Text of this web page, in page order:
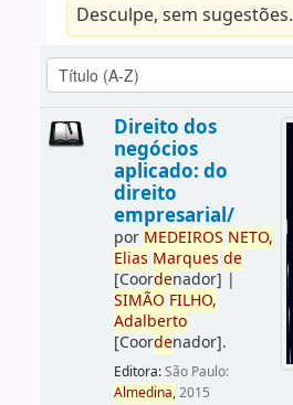
Desculpe, sem sugestões.
Direito dos
negócios
aplicado: do
direito
empresarial/
por MEDEIROS NETO,
Elias Marques de
[Coordenador] |
SIMÃO FILHO,
Adalberto
[Coordenador].
Editora:São Paulo:
Almedina,2015